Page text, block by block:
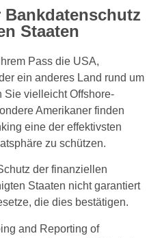
Staaten
Pass die USA,
ein anderes Land rund um
Sie vielleicht Offshore-
Amerikaner finden
eine der effektivsten
zu schützen.
der finanziellen
Staaten nicht garantiert
die dies bestätigen.
and Reporting of